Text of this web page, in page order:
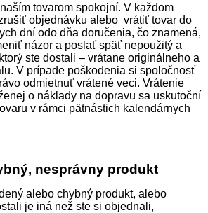
tovarom spokojní. V každom
objednávku alebo vrátiť tovar do
dní odo dňa doručenia, čo znamená,
názor a poslať späť nepoužitý a
ste dostali – vrátane originálneho a
V prípade poškodenia si spoločnosť
odmietnuť vrátené veci. Vrátenie
o náklady na dopravu sa uskutoční
v rámci pätnástich kalendárnych
nesprávny produkt
alebo chybný produkt, alebo
je iná než ste si objednali,